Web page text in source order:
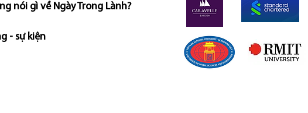
nói gì về Ngày Trong Lành?
- sự kiện